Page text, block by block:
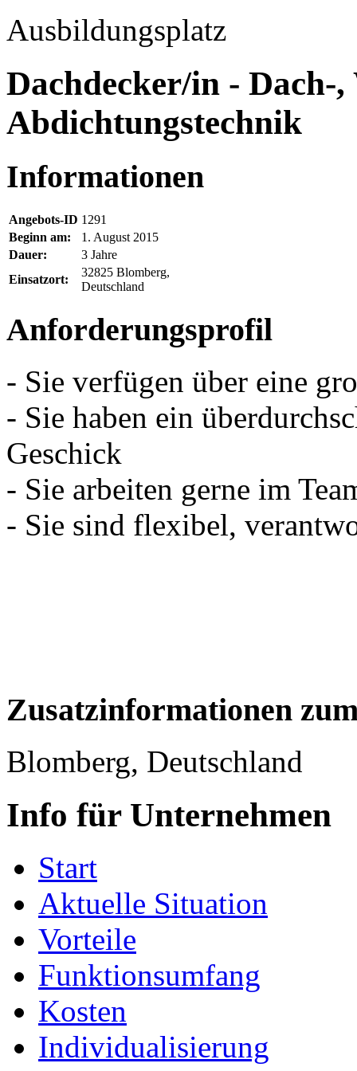
Ausbildungsplatz
Dachdecker/in - Dach-
Abdichtungstechnik
Informationen
Angebots-ID 1291
Beginn am:
1. August 2015
Dauer:
3 Jahre
Einsatzort:
32825 Blomberg,
Deutschland
Anforderungsprofil
- Sie verfügen über eine
- Sie haben ein
Geschick
- Sie arbeiten gerne im
- Sie sind flexibel,
Zusatzinformationen
Blomberg, Deutschland
Info für Unternehmen
Start
Aktuelle Situation
Vorteile
Funktionsumfang
Kosten
Individualisierung